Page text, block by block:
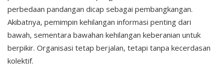
perbedaan pandangan dicap sebagai pembangkangan.
Akibatnya, pemimpin kehilangan informasi penting dari
bawah, sementara bawahan kehilangan keberanian untuk
berpikir. Organisasi tetap berjalan, tetapi tanpa kecerdasan
kolektif.